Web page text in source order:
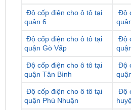
Độ cốp điện cho ô tô tại
quận 6
Độ
Độ cốp điện cho ô tô tại
quận Gò Vấp
Độ
Độ cốp điện cho ô tô tại
quận Tân Bình
Độ
Độ cốp điện cho ô tô tại
quận Phú Nhuận
Độ